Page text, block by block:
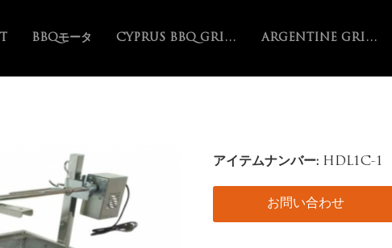
BBQモータ CYPRUS BBQ GRILL ARGENTINE GRILL WITH V-GRATE ROTISSERIE
アイテムナンバー: HDL1C-1
お問い合わせ